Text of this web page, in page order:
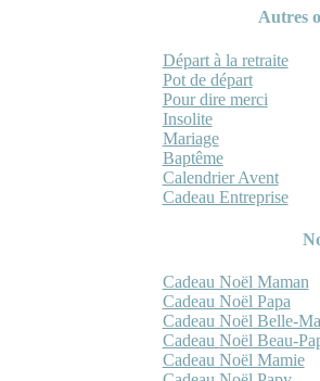
Autres
Départ à la retraite
Pot de départ
Pour dire merci
Insolite
Mariage
Baptême
Calendrier Avent
Cadeau Entreprise
Cadeau Noël Maman
Cadeau Noël Papa
Cadeau Noël Belle-
Cadeau Noël Beau-
Cadeau Noël Mamie